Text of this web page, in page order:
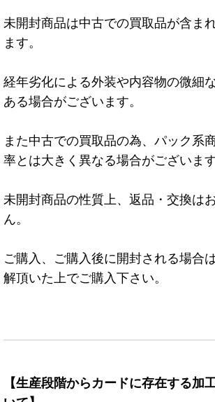
未開封商品は中古での買取品が含ま
ます。
経年劣化による外装や内容物の微細
ある場合がございます。
また中古での買取品の為、パック系
率とは大きく異なる場合がございます
未開封商品の性質上、返品・交換は
ん。
ご購入、ご購入後に開封される場合
解頂いた上でご購入下さい。
【生産段階からカードに存在する加